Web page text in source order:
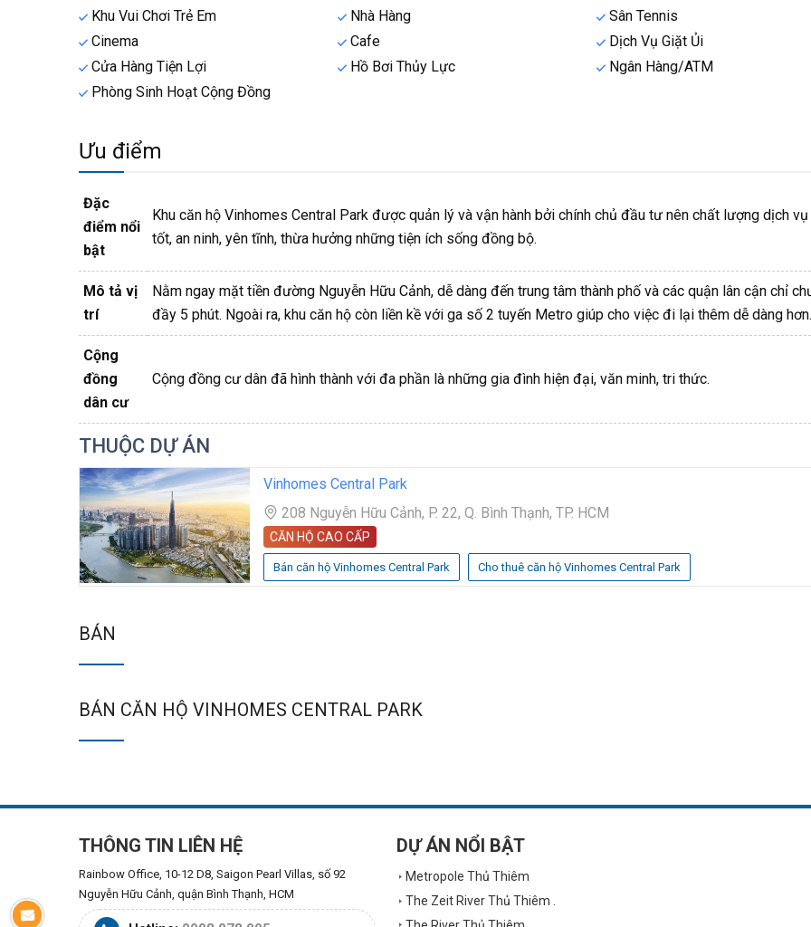
Khu Vui Chơi Trẻ Em
Nhà Hàng
Sân Tennis
Cinema
Cafe
Dịch Vụ Giặt Ủi
Cửa Hàng Tiện Lợi
Hồ Bơi Thủy Lực
Ngân Hàng/ATM
Phòng Sinh Hoạt Cộng Đồng
Ưu điểm
Đặc
điểm nổi
bật
Khu căn hộ Vinhomes Central Park được quản lý và vận hành bởi chính chủ đầu tư nên chất lượng dịch
tốt, an ninh, yên tĩnh, thừa hưởng những tiện ích sống đồng bộ.
Mô tả vị
trí
Nằm ngay mặt tiền đường Nguyễn Hữu Cảnh, dễ dàng đến trung tâm thành phố và các quận lân cận chỉ
đầy 5 phút. Ngoài ra, khu căn hộ còn liền kề với ga số 2 tuyến Metro giúp cho việc đi lại thêm dễ dàng hơn.
Cộng
đồng
dân cư
Cộng đồng cư dân đã hình thành với đa phần là những gia đình hiện đại, văn minh, tri thức.
THUỘC DỰ ÁN
Vinhomes Central Park
208 Nguyễn Hữu Cảnh, P. 22, Q. Bình Thạnh, TP. HCM
CĂN HỘ CAO CẤP
Bán căn hộ Vinhomes Central Park Cho thuê căn hộ Vinhomes Central Park
BÁN
BÁN CĂN HỘ VINHOMES CENTRAL PARK
THÔNG TIN LIÊN HỆ
Rainbow Office, 10-12 D8, Saigon Pearl Villas, số 92
Nguyễn Hữu Cảnh, quận Bình Thạnh, HCM
DỰ ÁN NỔI BẬT
Metropole Thủ Thiêm
The Zeit River Thủ Thiêm .